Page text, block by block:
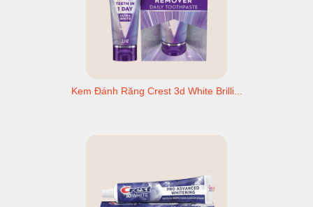
Kem Đánh Răng Crest 3d White Brilli...